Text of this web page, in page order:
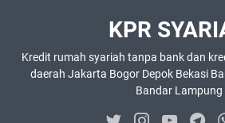
KPR
Kredit rumah syariah tanpa bank dan
daerah Jakarta Bogor Depok Bekasi
Bandar Lampung